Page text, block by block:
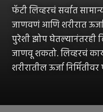
फॅटी लिव्हरचं सर्वात
जाणवणं आणि शरीरात
पुरेशी झोप
जाणवू शकतो. लिव्हरचं
शरीरातील ऊर्जा